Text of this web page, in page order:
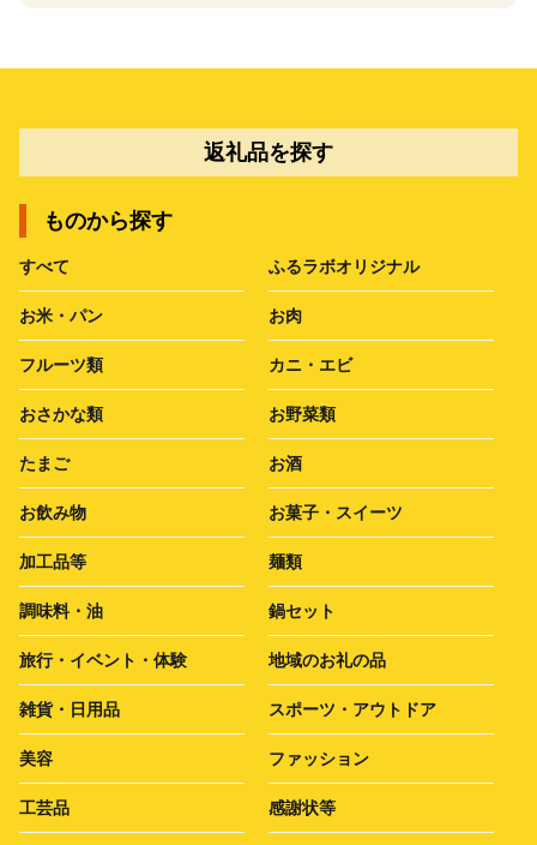
返礼品を探す
ものから探す
すべて ふるラボオリジナル
お米・パン お肉
フルーツ類 カニ・エビ
おさかな類 お野菜類
たまご お酒
お飲み物 お菓子・スイーツ
加工品等 麺類
調味料・油 鍋セット
旅行・イベント・体験 地域のお礼の品
雑貨・日用品 スポーツ・アウトドア
美容 ファッション
工芸品 感謝状等